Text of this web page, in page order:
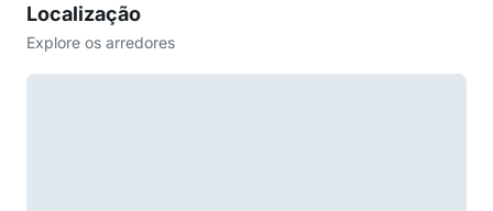
Localização
Explore os arredores